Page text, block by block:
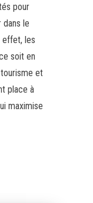
pour
le
effet, les
soit en
tourisme et
place à
maximise